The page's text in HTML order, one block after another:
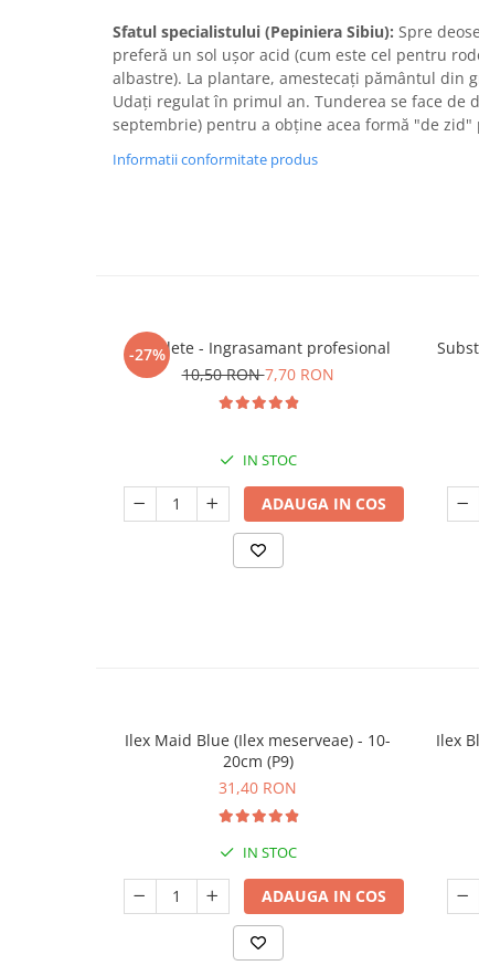
Sfatul specialistului (Pepiniera Sibiu): Spre
preferă un sol ușor acid (cum este cel pentru
albastre). La plantare, amestecați pământul din
Udați regulat în primul an. Tunderea se face de
septembrie) pentru a obține acea formă "de zid"
Informatii conformitate produs
-27%
5 Tablete - Ingrasamant profesional
10,50 RON7,70 RON
IN STOC
ADAUGA IN COS
Ilex Maid Blue (Ilex meserveae) - 10-
20cm (P9)
31,40 RON
IN STOC
ADAUGA IN COS
Ilex